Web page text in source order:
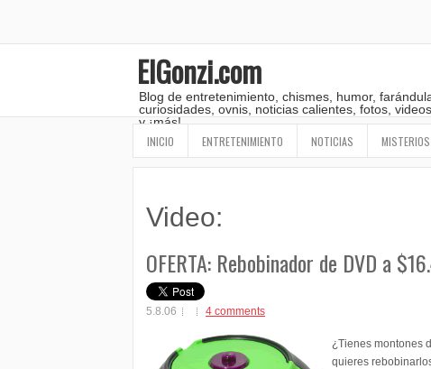
ElGonzi.com
Blog de entretenimiento, chismes, humor,
curiosidades, ovnis, noticias calientes, fotos,
y ¡más!
INICIO ENTRETENIMIENTO NOTICIAS MISTERIOS
Video:
OFERTA: Rebobinador de DVD a
5.8.06 4 comments
¿Tienes montones
quieres